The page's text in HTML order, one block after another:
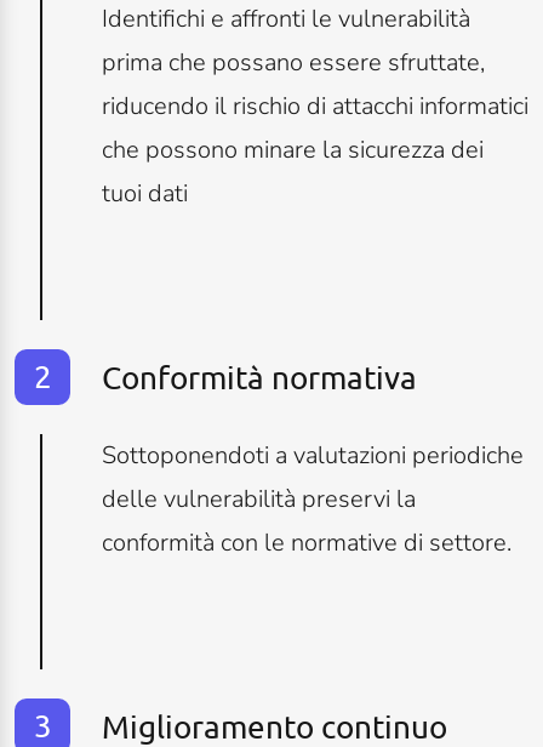
Identifichi e affronti le vulnerabilità
prima che possano essere sfruttate,
riducendo il rischio di attacchi informatici
che possono minare la sicurezza dei
tuoi dati
Conformità normativa
Sottoponendoti a valutazioni periodiche
delle vulnerabilità preservi la
conformità con le normative di settore.
Miglioramento continuo